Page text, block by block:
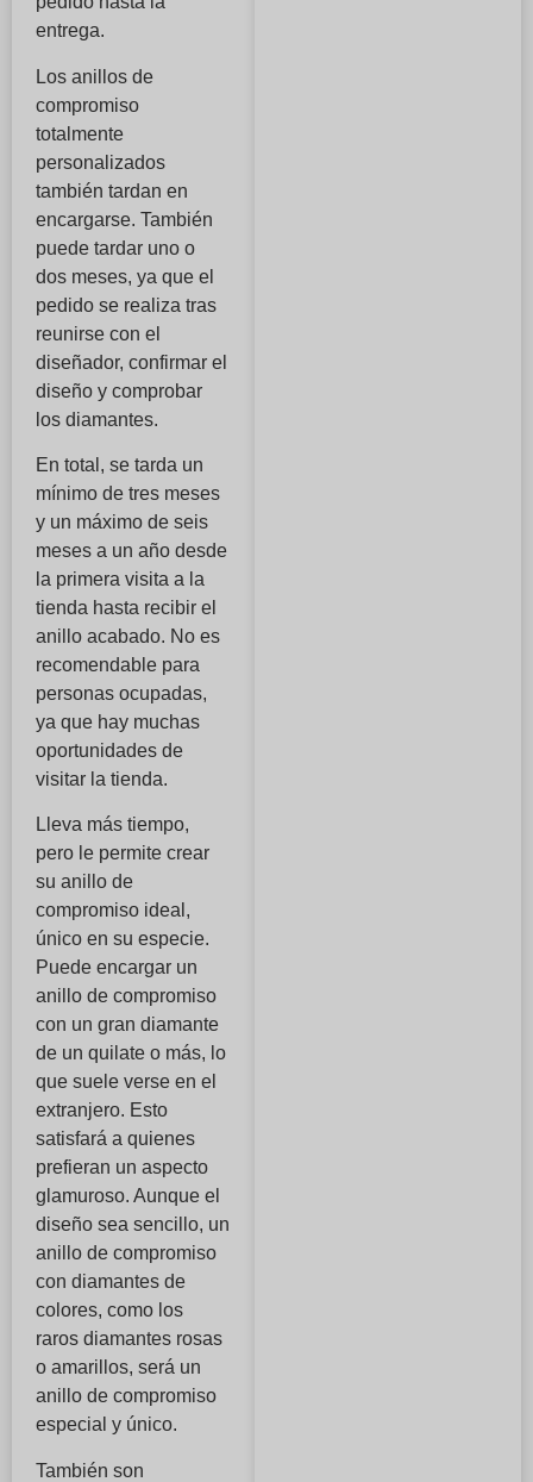
entrega.
Los anillos de
compromiso
totalmente
personalizados
también tardan en
encargarse. También
puede tardar uno o
dos meses, ya que el
pedido se realiza tras
reunirse con el
diseñador, confirmar el
diseño y comprobar
los diamantes.
En total, se tarda un
mínimo de tres meses
y un máximo de seis
meses a un año desde
la primera visita a la
tienda hasta recibir el
anillo acabado. No es
recomendable para
personas ocupadas,
ya que hay muchas
oportunidades de
visitar la tienda.
Lleva más tiempo,
pero le permite crear
su anillo de
compromiso ideal,
único en su especie.
Puede encargar un
anillo de compromiso
con un gran diamante
de un quilate o más, lo
que suele verse en el
extranjero. Esto
satisfará a quienes
prefieran un aspecto
glamuroso. Aunque el
diseño sea sencillo, un
anillo de compromiso
con diamantes de
colores, como los
raros diamantes rosas
o amarillos, será un
anillo de compromiso
especial y único.
También son